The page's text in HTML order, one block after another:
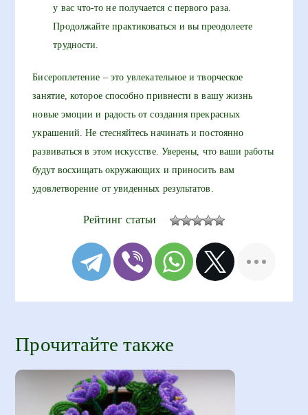
у вас что-то не получается с первого раза.
Продолжайте практиковаться и вы преодолеете
трудности.
Бисероплетение – это увлекательное и творческое
занятие, которое способно привнести в вашу жизнь
новые эмоции и радость от создания прекрасных
украшений. Не стесняйтесь начинать и постоянно
развиваться в этом искусстве. Уверены, что ваши работы
будут восхищать окружающих и приносить вам
удовлетворение от увиденных результатов.
Рейтинг статьи
Прочитайте также